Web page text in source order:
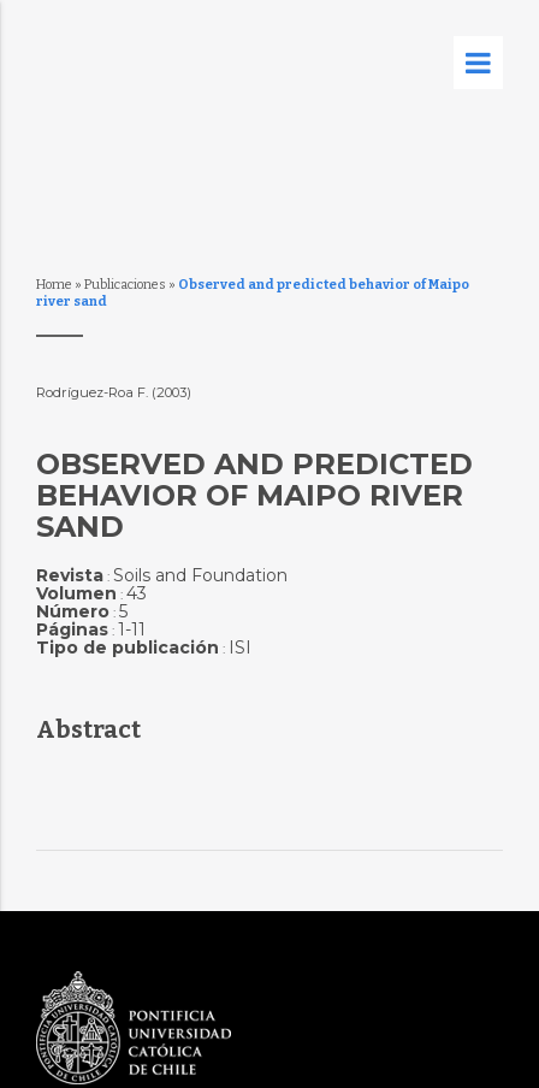
Home » Publicaciones » Observed and predicted behavior of Maipo
river sand
Rodríguez-Roa F. (2003)
OBSERVED AND PREDICTED
BEHAVIOR OF MAIPO RIVER
SAND
Revista: Soils and Foundation
Volumen : 43
Número: 5
Páginas: 1-11
Tipo de publicación : ISI
Abstract